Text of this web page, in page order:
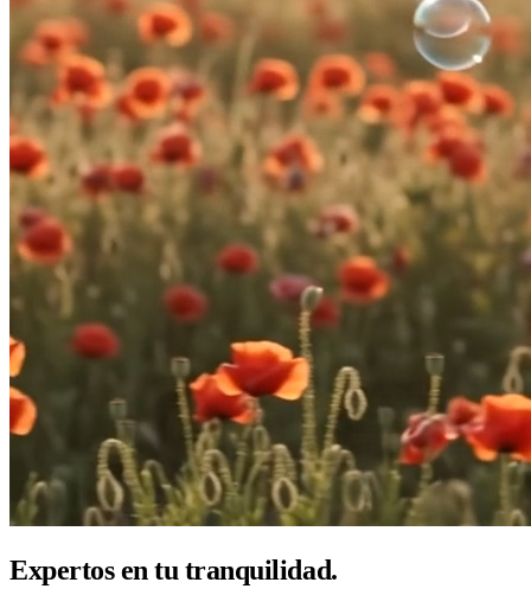
Expertos en tu tranquilidad.